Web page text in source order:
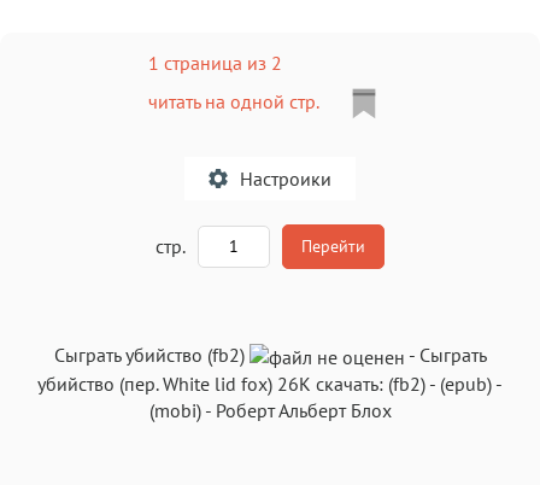
1 страница из 2
читать на одной стр.
Настроики
стр. Перейти
Сыграть убийство (fb2) - Сыграть
убийство (пер.White lid fox) 26K скачать: (fb2) - (epub) -
(mobi)- Роберт Альберт Блох